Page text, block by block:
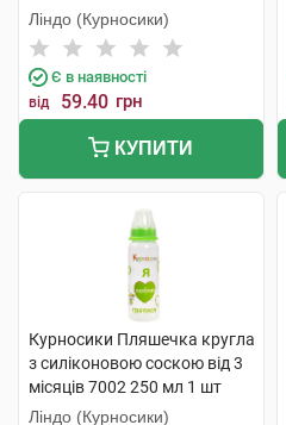
Ліндо (Курносики)
Є в наявності
від 59.40 грн
КУПИТИ
Курносики Пляшечка кругла
з силіконовою соскою від 3
місяців 7002 250 мл 1 шт
Ліндо (Курносики)